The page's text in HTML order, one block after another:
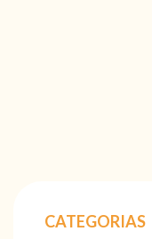
CATEGORIAS